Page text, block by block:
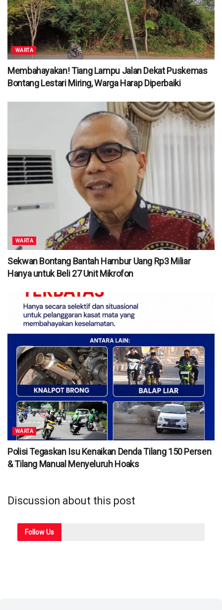
WARTA
Membahayakan! Tiang Lampu Jalan Dekat Puskemas
Bontang Lestari Miring, Warga Harap Diperbaiki
WARTA
Sekwan Bontang Bantah Hambur Uang Rp3 Miliar
Hanya untuk Beli 27 Unit Mikrofon
WARTA
Polisi Tegaskan Isu Kenaikan Denda Tilang 150 Persen
& Tilang Manual Menyeluruh Hoaks
Discussion about this post
FollowUs